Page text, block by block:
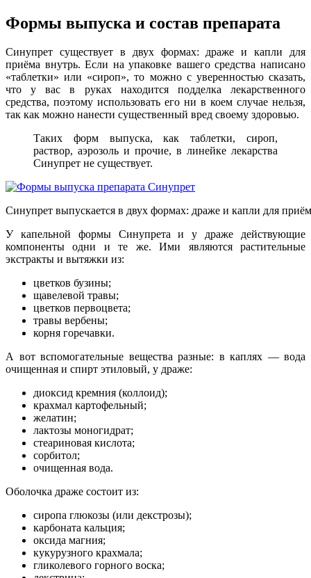
Формы выпуска и состав препарата
Синупрет существует в двух формах: драже и капли для
приёма внутрь. Если на упаковке вашего средства написано
«таблетки» или «сироп»,то можно с уверенностью сказать,
что у вас в руках находится подделка лекарственного
средства, поэтому использовать его ни в коем случае нельзя,
так как можно нанести существенный вред своему здоровью.
Таких форм выпуска,как таблетки, сироп,
раствор, аэрозоль и прочие, в линейке лекарства
Синупрет не существует.
Синупрет выпускается в двух формах: драже и капли для
У капельной формы Синупрета и у драже действующие
компоненты одни и те же. Ими являются растительные
экстракты и вытяжки из:
цветков бузины;
щавелевой травы;
цветков первоцвета;
травы вербены;
корня горечавки.
А вот вспомогательные вещества разные: в каплях — вода
очищенная и спирт этиловый, у драже:
диоксид кремния (коллоид);
крахмал картофельный;
желатин;
лактозы моногидрат;
стеариновая кислота;
сорбитол;
очищенная вода.
Оболочка драже состоит из:
сиропа глюкозы (или декстрозы);
карбоната кальция;
оксида магния;
кукурузного крахмала;
гликолевого горного воска;